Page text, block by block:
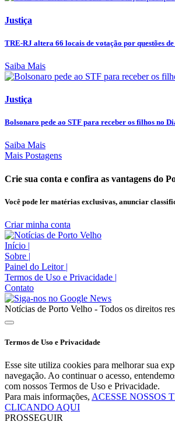
Justiça
TRE-RJ altera 66 locais de votação por questões de
Saiba Mais
Justiça
Bolsonaro pede ao STF para receber os filhos no
Saiba Mais
Mais Postagens
Crie sua conta e confira as vantagens do
Você pode ler matérias exclusivas, anunciar
Criar minha conta
Início |
Sobre |
Painel do Leitor |
Termos de Uso e Privacidade |
Contato
Notícias de Porto Velho - Todos os direitos
Termos de Uso e Privacidade
Esse site utiliza cookies para melhorar sua
navegação. Ao continuar o acesso,
com nossos Termos de Uso e Privacidade.
Para mais informações, ACESSE NOSSOS
CLICANDO AQUI
PROSSEGUIR